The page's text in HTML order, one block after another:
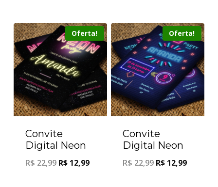
Oferta!
Convite
Digital Neon
R$22,99 R$ 12,99
Oferta!
Convite
Digital Neon
R$22,99 R$ 12,99